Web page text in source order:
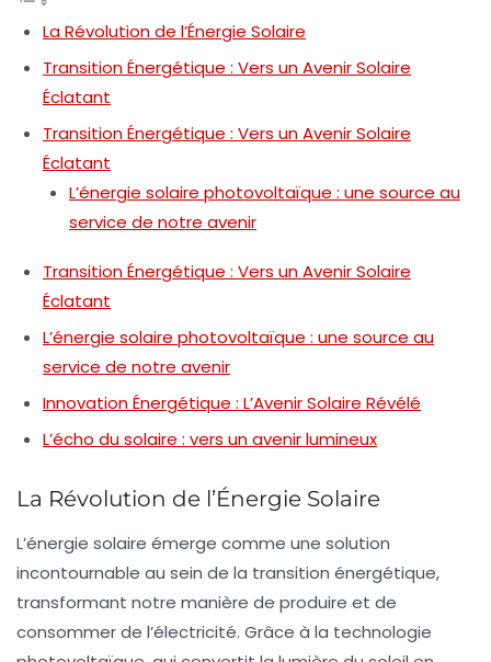
La Révolution de l’Énergie Solaire
Transition Énergétique : Vers un Avenir Solaire
Éclatant
Transition Énergétique : Vers un Avenir Solaire
Éclatant
L’énergie solaire photovoltaïque : une source au
service de notre avenir
Transition Énergétique : Vers un Avenir Solaire
Éclatant
L’énergie solaire photovoltaïque : une source au
service de notre avenir
Innovation Énergétique : L’Avenir Solaire Révélé
L’écho du solaire : vers un avenir lumineux
La Révolution de l’Énergie Solaire
L’énergie solaire émerge comme une solution
incontournable au sein de la transition énergétique,
transformant notre manière de produire et de
consommer de l’électricité. Grâce à la technologie